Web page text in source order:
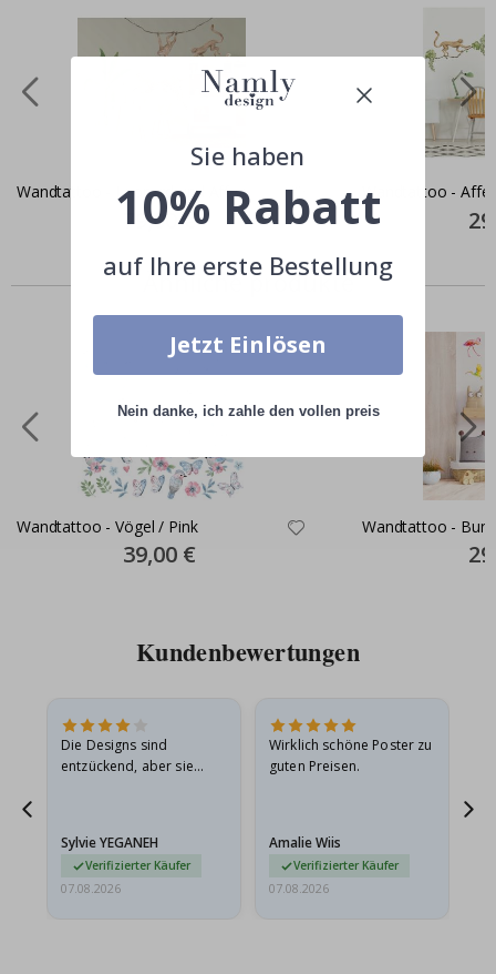
Wandtattoo - Leopard und Affen
Special
Price
79,00 €
Wandtattoo -
Ähnliche produkte
Wandtattoo - Vögel / Pink
Special
Price
39,00 €
Wandtattoo -
Kundenbewertungen
Die Designs sind
entzückend, aber sie
sie…
Sylvie YEGANEH
Verifizierter Käufer
07.08.2026
Wirklich schöne Poster zu
guten Preisen.
Amalie Wiis
Verifizierter Käufer
07.08.2026
Sie haben
10% Rabatt
auf Ihre erste Bestellung
Jetzt Einlösen
Nein danke, ich zahle den vollen preis